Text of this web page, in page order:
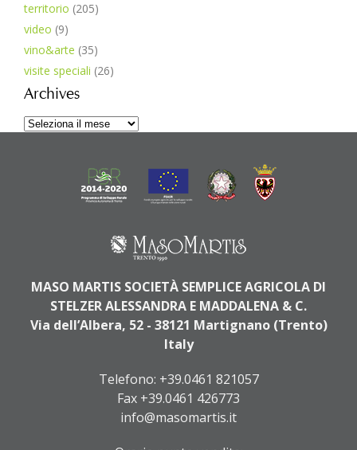
territorio (205)
video (9)
vino&arte (35)
visite speciali (26)
Archives
Archives
MASO MARTIS SOCIETÀ SEMPLICE AGRICOLA DI
STELZER ALESSANDRA E MADDALENA & C.
Via dell’Albera, 52 - 38121 Martignano (Trento)
Italy
Telefono: +39.0461 821057
Fax +39.0461 426773
info@masomartis.it